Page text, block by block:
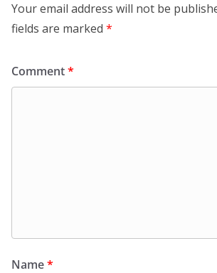
Your email address will not be
fields are marked *
Comment*
Name*